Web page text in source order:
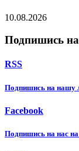
10.08.2026
Подпишись
RSS
Подпишиcь на нашу
Facebook
Подпишиcь на нас